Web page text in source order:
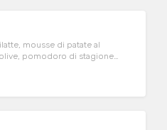
mousse di patate al
pomodoro di stagione